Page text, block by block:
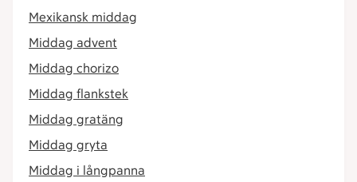
Mexikansk middag
Middag advent
Middag chorizo
Middag flankstek
Middag gratäng
Middag gryta
Middag i långpanna